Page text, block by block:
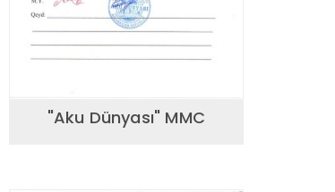
"Aku Dünyası" MMC